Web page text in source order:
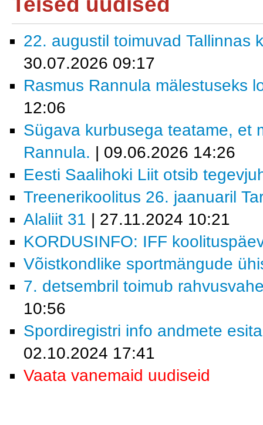
22. augustil toimuvad Tallinnas
30.07.2026 09:17
Rasmus Rannula mälestuseks
12:06
Sügava kurbusega teatame, et
Rannula. | 09.06.2026 14:26
Eesti Saalihoki Liit otsib
Treenerikoolitus 26. jaanuaril
Alaliit 31 | 27.11.2024 10:21
KORDUSINFO: IFF
Võistkondlike sportmängude
7. detsembril toimub
10:56
Spordiregistri info andmete
02.10.2024 17:41
Vaata vanemaid uudiseid